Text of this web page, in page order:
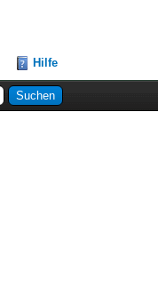
Hilfe